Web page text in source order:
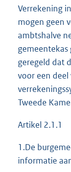
Verrekening
mogen geen
ambtshalve
geregeld dat
voor een
Tweede
Artikel 2.1.1
1.De
informatie